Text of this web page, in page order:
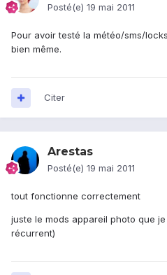
Posté(e) 19 mai 2011
Pour avoir testé la météo/sms/
bien même.
Citer
Arestas
Posté(e) 19 mai 2011
tout fonctionne correctement
juste le mods appareil photo que
récurrent)